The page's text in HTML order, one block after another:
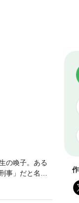
の喚子。ある
事」だと名乗
、「何か」は